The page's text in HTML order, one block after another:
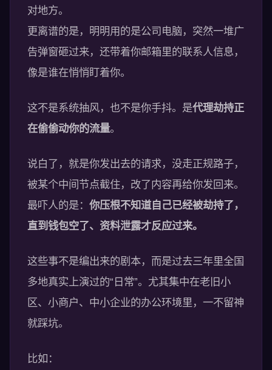
对地方。
更离谱的是，明明用的是公司电脑，突然一堆广
告弹窗砸过来，还带着你邮箱里的联系人信息，
像是谁在悄悄盯着你。
这不是系统抽风，也不是你手抖。是代理劫持正
在偷偷动你的流量。
说白了，就是你发出去的请求，没走正规路子，
被某个中间节点截住，改了内容再给你发回来。
最吓人的是： 你压根不知道自己已经被劫持了，
直到钱包空了、资料泄露才反应过来。
这些事不是编出来的剧本，而是过去三年里全国
多地真实上演过的“日常”。尤其集中在老旧小
区、小商户、中小企业的办公环境里，一不留神
就踩坑。
比如：